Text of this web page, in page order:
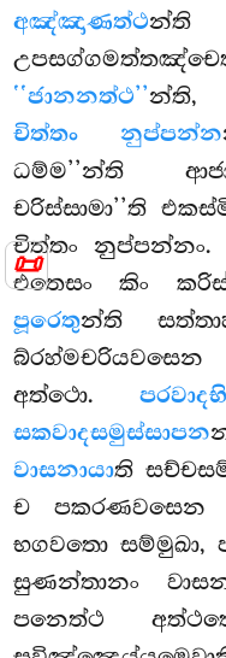
📜
අඤ්ඤාණත්ථන්ති
‘‘ජානනත්ථ’’න්ති,
චිත්තං නුප්පන්න
ධම්ම’’න්ති
චරිස්සාමා’’ති
චිත්තං
එතෙසං කිං
පූරෙතුන්ති
අත්ථො.
සකවාදසමුස්සාපන
වාසනායාති
ච පකරණවසෙන
භගවතො සම්මුඛා,
සුණන්තානං
පනෙත්ථ